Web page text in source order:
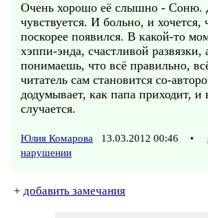
Очень хорошо её слышно - Соню.
чувствуется. И больно, и хочется,
поскорее появился. В какой-то
хэппи-энда, счастливой развязки,
понимаешь, что всё правильно,
читатель сам становится со-
додумывает, как папа приходит, и
случается.
Юлия Комарова 13.03.2012 00:46 •
нарушении
+ добавить замечания